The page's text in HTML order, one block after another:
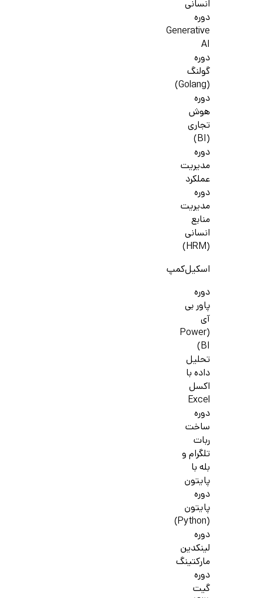
انسانی
دوره
Generative
AI
دوره
گولنگ
(Golang)
دوره
هوش
تجاری
(BI)
دوره
مدیریت
عملکرد
دوره
مدیریت
منابع
انسانی
(HRM)
اسکیل‌کمپ
دوره
پاور بی
آی
(Power
BI)
تحلیل
داده با
اکسل
Excel
دوره
ساخت
ربات
تلگرام و
بله با
پایتون
دوره
پایتون
(Python)
دوره
لینکدین
مارکتینگ
دوره
گیت